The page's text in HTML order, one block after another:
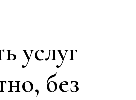
услуг
без